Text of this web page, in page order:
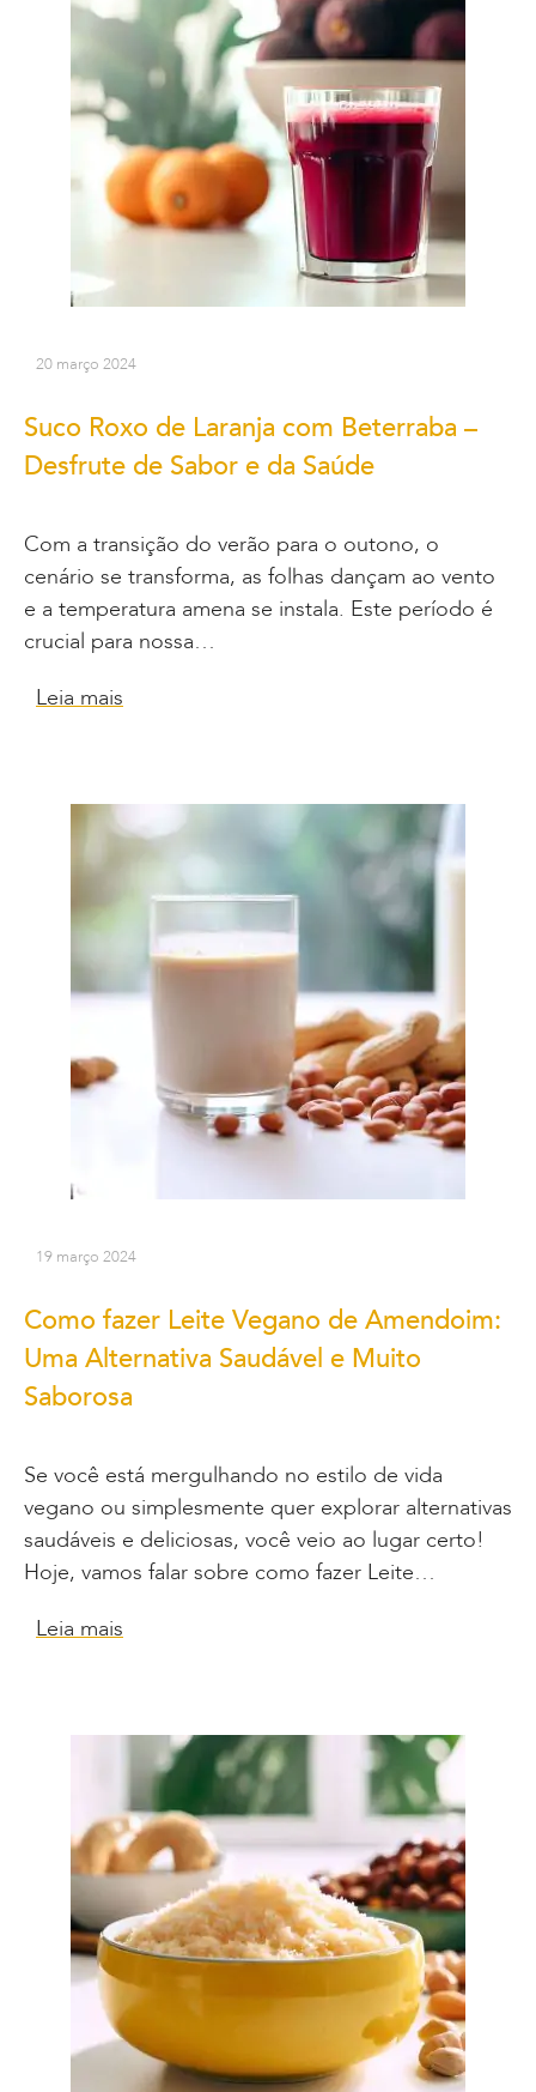
20 março 2024
Suco Roxo de Laranja com Beterraba –
Desfrute de Sabor e da Saúde
Com a transição do verão para o outono, o
cenário se transforma, as folhas dançam ao vento
e a temperatura amena se instala. Este período é
crucial para nossa…
Leia mais
19 março 2024
Como fazer Leite Vegano de Amendoim:
Uma Alternativa Saudável e Muito
Saborosa
Se você está mergulhando no estilo de vida
vegano ou simplesmente quer explorar alternativas
saudáveis e deliciosas, você veio ao lugar certo!
Hoje, vamos falar sobre como fazer Leite…
Leia mais